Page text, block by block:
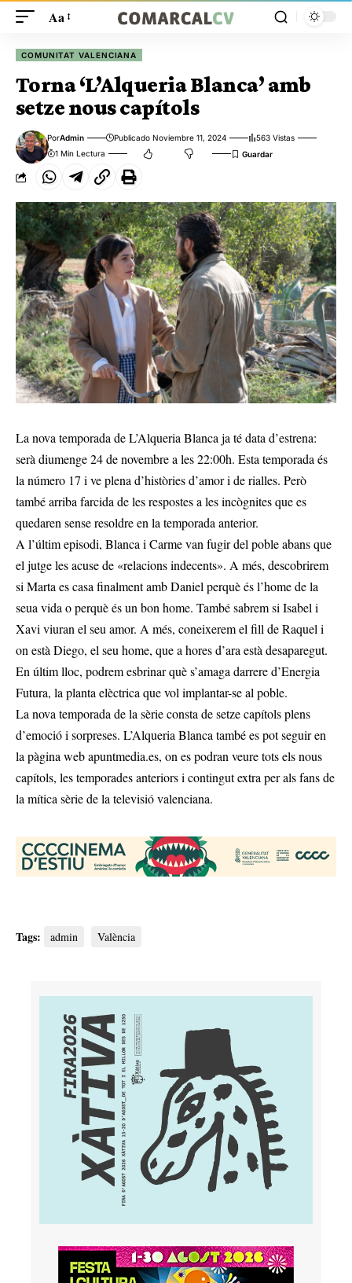
Aa
COMUNITAT VALENCIANA
Torna ‘L’Alqueria Blanca’ amb
setze nous capítols
PorAdmin Publicado Noviembre 11, 2024
563 Vistas
1 Min Lectura
La nova temporada de L’Alqueria Blanca ja té data d’estrena:
serà diumenge 24 de novembre a les 22:00h. Esta temporada és
la número 17 i ve plena d’històries d’amor i de rialles. Però
també arriba farcida de les respostes a les incògnites que es
quedaren sense resoldre en la temporada anterior.
A l’últim episodi, Blanca i Carme van fugir del poble abans que
el jutge les acuse de «relacions indecents». A més, descobrirem
si Marta es casa finalment amb Daniel perquè és l’home de la
seua vida o perquè és un bon home. També sabrem si Isabel i
Xavi viuran el seu amor. A més, coneixerem el fill de Raquel i
on està Diego, el seu home, que a hores d’ara està desaparegut.
En últim lloc, podrem esbrinar què s’amaga darrere d’Energia
Futura, la planta elèctrica que vol implantar-se al poble.
La nova temporada de la sèrie consta de setze capítols plens
d’emoció i sorpreses. L’Alqueria Blanca també es pot seguir en
la pàgina web apuntmedia.es, on es podran veure tots els nous
capítols, les temporades anteriors i contingut extra per als fans de
la mítica sèrie de la televisió valenciana.
Tags: admin València